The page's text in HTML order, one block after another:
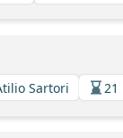
Sartori 21